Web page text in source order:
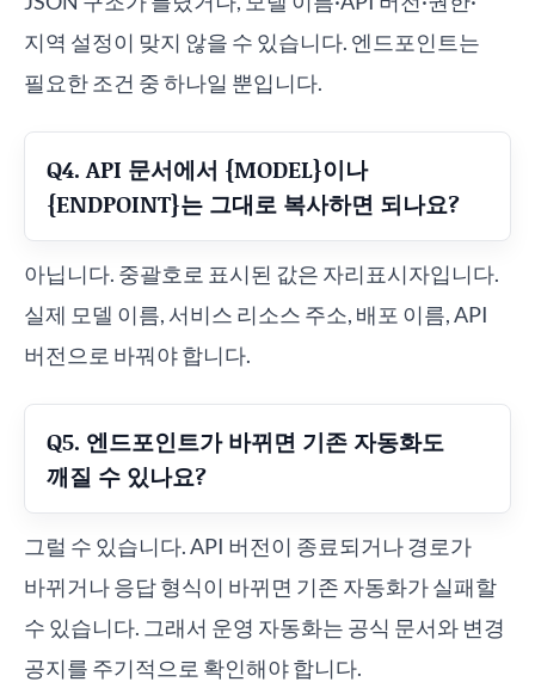
지역 설정이 맞지 않을 수 있습니다. 엔드포인트는
필요한 조건 중 하나일 뿐입니다.
Q4. API 문서에서 {MODEL}이나
{ENDPOINT}는 그대로 복사하면 되나요?
아닙니다. 중괄호로 표시된 값은 자리표시자입니다.
실제 모델 이름, 서비스 리소스 주소, 배포 이름, API
버전으로 바꿔야 합니다.
Q5. 엔드포인트가 바뀌면 기존 자동화도
깨질 수 있나요?
그럴 수 있습니다. API 버전이 종료되거나 경로가
바뀌거나 응답 형식이 바뀌면 기존 자동화가 실패할
수 있습니다. 그래서 운영 자동화는 공식 문서와 변경
공지를 주기적으로 확인해야 합니다.